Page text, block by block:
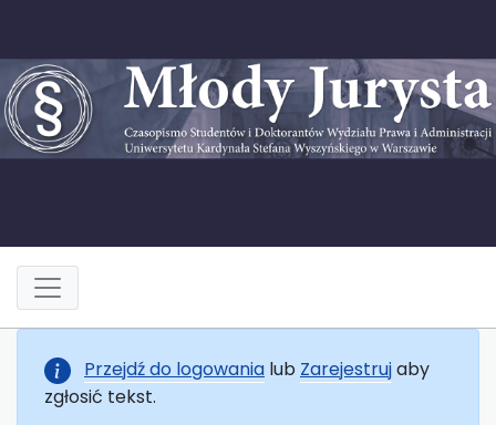
Przejdź do logowania lub Zarejestrujaby
zgłosić tekst.